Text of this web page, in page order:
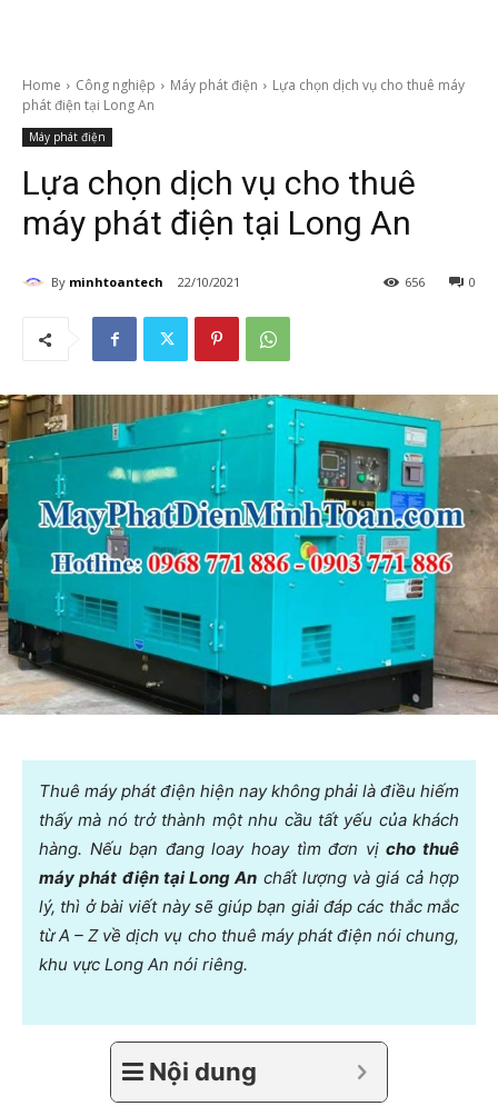
Home Công nghiệp Máy phát điện
Lựa chọn dịch vụ cho thuê máy
phát điện tại Long An
Máy phát điện
Lựa chọn dịch vụ cho thuê
máy phát điện tại Long An
By minhtoantech 22/10/2021 0
656
Thuê máy phát điện hiện nay không phải là điều hiếm
thấy mà nó trở thành một nhu cầu tất yếu của khách
hàng. Nếu bạn đang loay hoay tìm đơn vịcho thuê
máy phát điện tại Long An chất lượng và giá cả hợp
lý, thì ở bài viết này sẽ giúp bạn giải đáp các thắc mắc
từ A – Z về dịch vụ cho thuê máy phát điện nói chung,
khu vực Long An nói riêng.
Nội dung